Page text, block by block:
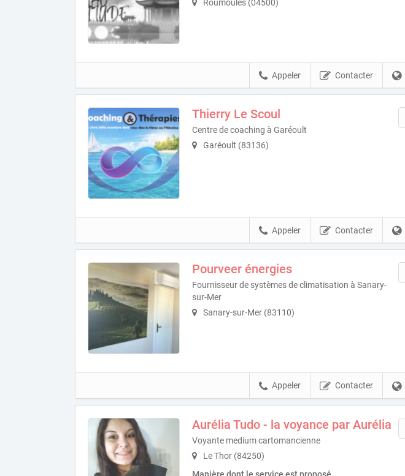
Roumoules (04500)
Contacter
Appeler
Thierry Le Scoul
Centre de coaching à Garéoult
Garéoult (83136)
Contacter
Appeler
Pourveer énergies
Fournisseur de systèmes de climatisation à Sanary-
sur-Mer
Sanary-sur-Mer (83110)
Contacter
Appeler
Aurélia Tudo - la voyance par Aurélia
Voyante medium cartomancienne
Le Thor (84250)
Manière dont le service est proposé